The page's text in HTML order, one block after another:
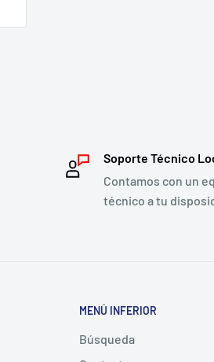
Soporte Técnico
Contamos con un
técnico a tu
MENÚ INFERIOR
Búsqueda